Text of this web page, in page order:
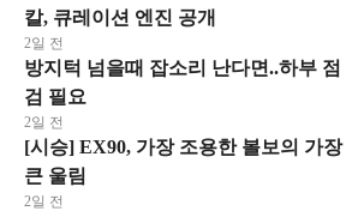
칼, 큐레이션 엔진 공개
2일 전
방지턱 넘을때 잡소리 난다면..하부 점
검 필요
2일 전
[시승] EX90, 가장 조용한 볼보의 가장
큰 울림
2일 전